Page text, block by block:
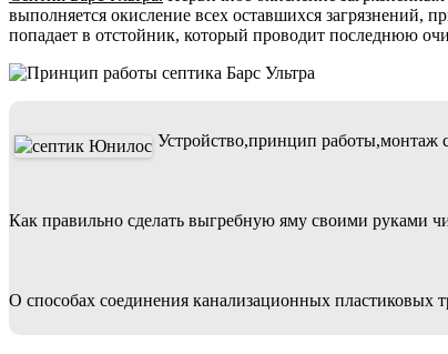
выполняется окисление всех оставшихся загрязнений,
попадает в отстойник, который проводит последнюю
Устройство,принцип
Как правильно сделать выгребную яму своими руками
О способах соединения канализационных пластиковых